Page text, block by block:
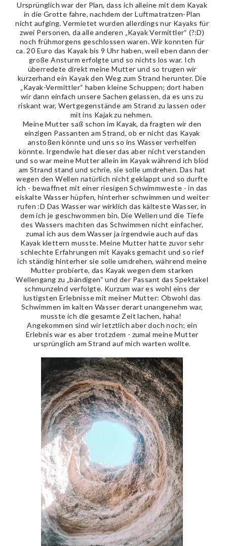
Ursprünglich war der Plan, dass ich alleine mit dem Kayak
in die Grotte fahre, nachdem der Luftmatratzen-Plan
nicht aufging. Vermietet wurden allerdings nur Kayaks für
zwei Personen, da alle anderen „Kayak Vermittler“ (?:D)
noch frühmorgens geschlossen waren. Wir konnten für
ca. 20 Euro das Kayak bis 9 Uhr haben, weil eben dann der
große Ansturm erfolgte und so nichts los war. Ich
überredete direkt meine Mutter und so trugen wir
kurzerhand ein Kayak den Weg zum Strand herunter. Die
„Kayak-Vermittler“ haben kleine Schuppen; dort haben
wir dann einfach unsere Sachen gelassen, da es uns zu
riskant war, Wertgegenstände am Strand zu lassen oder
mit ins Kajak zu nehmen.
Meine Mutter saß schon im Kayak, da fragten wir den
einzigen Passanten am Strand, ob er nicht das Kayak
anstoßen könnte und uns so ins Wasser verhelfen
könnte. Irgendwie hat dieser das aber nicht verstanden
und so war meine Mutter allein im Kayak während ich blöd
am Strand stand und schrie, sie solle umdrehen. Das hat
wegen den Wellen natürlich nicht geklappt und so durfte
ich - bewaffnet mit einer riesigen Schwimmweste - in das
eiskalte Wasser hüpfen, hinterher schwimmen und weiter
rufen :D Das Wasser war wirklich das kälteste Wasser, in
dem ich je geschwommen bin. Die Wellen und die Tiefe
des Wassers machten das Schwimmen nicht einfacher,
zumal ich aus dem Wasser ja irgendwie auch auf das
Kayak klettern musste. Meine Mutter hatte zuvor sehr
schlechte Erfahrungen mit Kayaks gemacht und so rief
ich ständig hinterher sie solle umdrehen, während meine
Mutter probierte, das Kayak wegen dem starken
Wellengang zu „bändigen“ und der Passant das Spektakel
schmunzelnd verfolgte. Kurzum war es wohl eins der
lustigsten Erlebnisse mit meiner Mutter: Obwohl das
Schwimmen im kalten Wasser derart unangenehm war,
musste ich die gesamte Zeit lachen, haha!
Angekommen sind wir letztlich aber doch noch; ein
Erlebnis war es aber trotzdem - zumal meine Mutter
ursprünglich am Strand auf mich warten wollte.